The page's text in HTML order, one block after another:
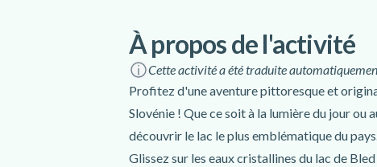
À propos de l'activité
Cette activité a été traduite
Profitez d'une aventure pittoresque et
Slovénie ! Que ce soit à la lumière du jour
découvrir le lac le plus emblématique du
Glissez sur les eaux cristallines du lac de